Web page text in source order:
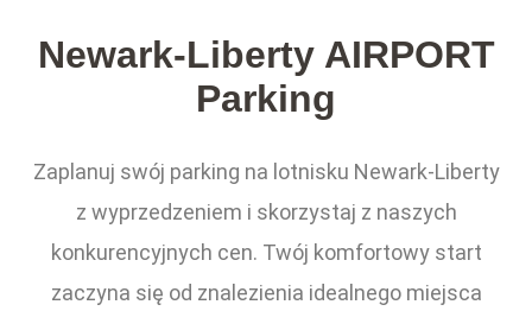
Newark-Liberty AIRPORT
Parking
Zaplanuj swój parking na lotnisku Newark-Liberty
z wyprzedzeniem i skorzystaj z naszych
konkurencyjnych cen. Twój komfortowy start
zaczyna się od znalezienia idealnego miejsca